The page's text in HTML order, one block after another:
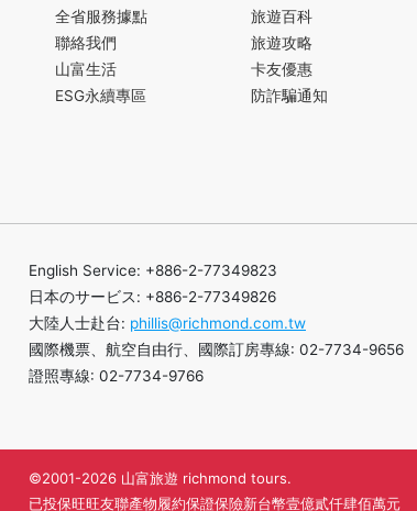
全省服務據點
聯絡我們
山富生活
ESG永續專區
旅遊百科
旅遊攻略
卡友優惠
防詐騙通知
English Service: +886-2-77349823
日本のサービス: +886-2-77349826
大陸人士赴台: phillis@richmond.com.tw
國際機票、航空自由行、國際訂房專線: 02-7734-9656
證照專線: 02-7734-9766
©2001-2026 山富旅遊 richmond tours.
已投保旺旺友聯產物履約保證保險新台幣壹億貳仟肆佰萬元